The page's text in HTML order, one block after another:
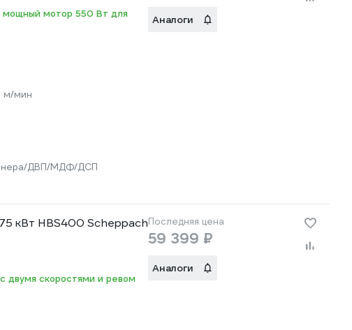
мощный мотор 550 Вт для
м/мин
ДВП/МДФ/ДСП
Аналоги
кВт HBS400 Scheppach
двумя скоростями и ревом
Последняя цена
59 399 ₽
Аналоги